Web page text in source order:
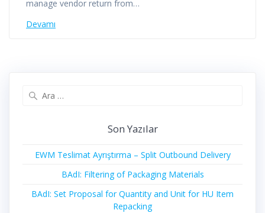
manage vendor return from…
Devamı
Son Yazılar
EWM Teslimat Ayrıştırma – Split Outbound Delivery
BAdI: Filtering of Packaging Materials
BAdI: Set Proposal for Quantity and Unit for HU Item
Repacking